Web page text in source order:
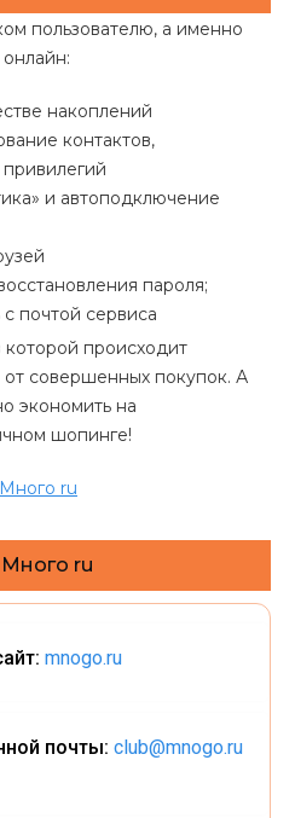
пользователю, а именно
накоплений
контактов,
и автоподключение
пароля;
почтой сервиса
происходит
совершенных покупок. А
экономить на
шопинге!
ru
ru
mnogo.ru
почты: club@mnogo.ru